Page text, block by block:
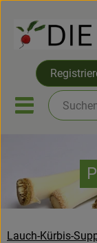
Saatgut ab Juli
Themenwelten
Neu & Angebote
Lauch-Kürbis-